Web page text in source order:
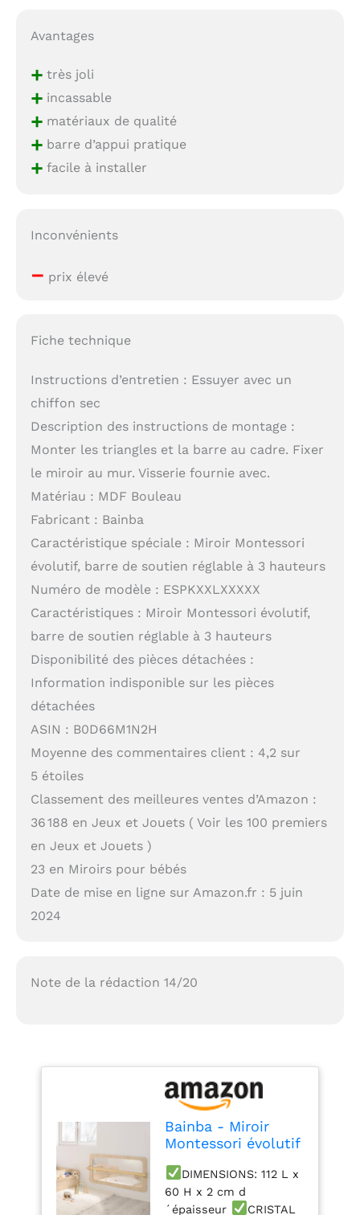
Avantages
+très joli
+incassable
+matériaux de qualité
+barre d’appui pratique
+facile à installer
Inconvénients
– prix élevé
Fiche technique
Instructions d’entretien : Essuyer avec un
chiffon sec
Description des instructions de montage :
Monter les triangles et la barre au cadre. Fixer
le miroir au mur. Visserie fournie avec.
Matériau : MDF Bouleau
Fabricant : Bainba
Caractéristique spéciale : Miroir Montessori
évolutif, barre de soutien réglable à 3 hauteurs
Numéro de modèle : ESPKXXLXXXXX
Caractéristiques : Miroir Montessori évolutif,
barre de soutien réglable à 3 hauteurs
Disponibilité des pièces détachées :
Information indisponible sur les pièces
détachées
ASIN : B0D66M1N2H
Moyenne des commentaires client : 4,2 sur
5 étoiles
Classement des meilleures ventes d’Amazon :
36 188 en Jeux et Jouets ( Voir les 100 premiers
en Jeux et Jouets )
23 en Miroirs pour bébés
Date de mise en ligne sur Amazon.fr : 5 juin
2024
Note de la rédaction 14/20
Bainba - Miroir
Montessori évolutif
d'appui réglable –
Surface incassable
en méthacrylate –
DIMENSIONS: 112 L x
60 H x 2 cm d
´épaisseur
CRISTAL